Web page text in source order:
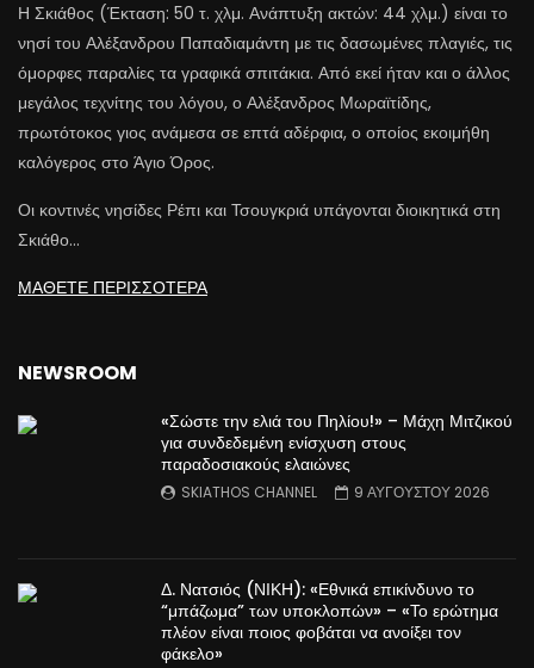
Η Σκιάθος (Έκταση: 50 τ. χλμ. Ανάπτυξη ακτών: 44 χλμ.) είναι το
νησί του Αλέξανδρου Παπαδιαμάντη με τις δασωμένες πλαγιές, τις
όμορφες παραλίες τα γραφικά σπιτάκια. Από εκεί ήταν και ο άλλος
μεγάλος τεχνίτης του λόγου, ο Αλέξανδρος Μωραϊτίδης,
πρωτότοκος γιος ανάμεσα σε επτά αδέρφια, ο οποίος εκοιμήθη
καλόγερος στο Άγιο Όρος.
Οι κοντινές νησίδες Ρέπι και Τσουγκριά υπάγονται διοικητικά στη
Σκιάθο…
ΜΑΘΕΤΕ ΠΕΡΙΣΣΟΤΕΡΑ
NEWSROOM
«Σώστε την ελιά του Πηλίου!» – Μάχη Μιτζικού
για συνδεδεμένη ενίσχυση στους
παραδοσιακούς ελαιώνες
SKIATHOS CHANNEL 9 ΑΥΓΟΥΣΤΟΥ 2026
Δ. Νατσιός (ΝΙΚΗ): «Εθνικά επικίνδυνο το
“μπάζωμα” των υποκλοπών» – «Το ερώτημα
πλέον είναι ποιος φοβάται να ανοίξει τον
φάκελο»